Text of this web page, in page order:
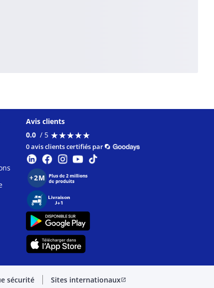
Avis clients
0.0 / 5 ★★★★★
★★★★★
0 avis clients certifiés par
sécurité Sites internationauxopen_in_new